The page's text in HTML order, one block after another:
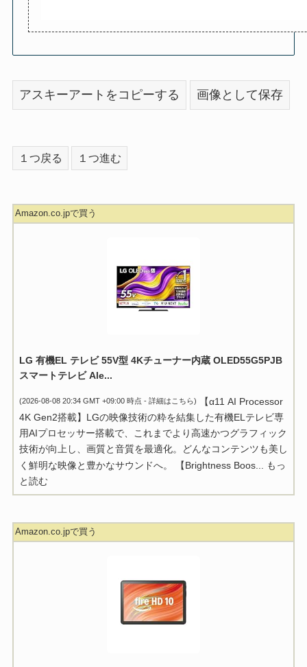
アスキーアートをコピーする 画像として保存
１つ戻る １つ進む
Amazon.co.jpで買う
LG 有機EL テレビ 55V型 4Kチューナー内蔵 OLED55G5PJB
スマートテレビ Ale...
(2026-08-08 20:34 GMT +09:00 時点 - 詳細はこちら)
【α11 AI Processor
4K Gen2搭載】LGの映像技術の粋を結集した有機ELテレビ専
用AIプロセッサー搭載で、これまでより高速かつグラフィック
技術が向上し、画質と音質を最適化。どんなコンテンツも美し
く鮮明な映像と豊かなサウンドへ。 【Brightness Boos...
もっ
と読む
Amazon.co.jpで買う